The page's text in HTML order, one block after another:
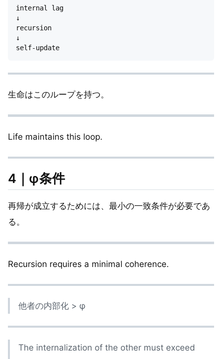
internal lag
↓
recursion
↓
生命はこのループを持つ。
Life maintains this loop.
4｜φ条件
再帰が成立するためには、最小の一致条件が必要であ
る。
Recursion requires a minimal coherence.
他者の内部化 > φ
The internalization of the other must exceed